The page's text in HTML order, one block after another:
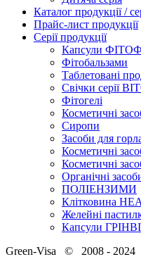
Каталог продукції /
Прайс-лист продукції
Серії продукції
Капсули
Фітобальзами
Таблетовані
Свічки серії
Фітогелі
Косметичні
Сиропи
Засоби для
Косметичні
Косметичні
Органічні
ПОЛІЕНЗИМИ
Клітковина
Желейні
Капсули
Green-Visa © 2008 - 2024